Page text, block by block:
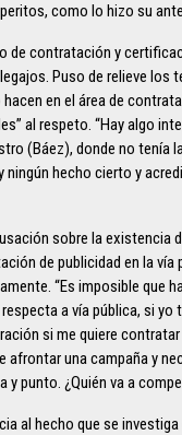
como lo hizo su
de contratación y
Puso de relieve
en el área de
al respeto. “Hay algo
(Báez), donde no tenía
ningún hecho cierto y
sobre la
de publicidad en la
“Es imposible que
a vía pública, si
si me quiere
afrontar una campaña y
y punto. ¿Quién va a
al hecho que se